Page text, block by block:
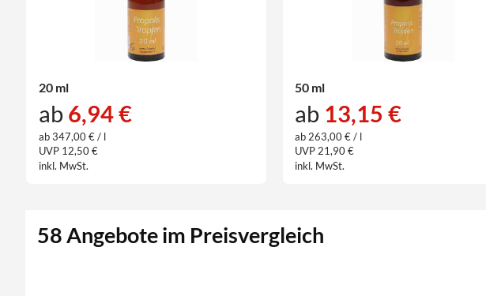
20 ml
ab 6,94 €
ab 347,00 € / l
UVP 12,50 €
inkl. MwSt.
50 ml
ab 13,15 €
ab 263,00 € / l
UVP 21,90 €
inkl. MwSt.
58 Angebote im Preisvergleich